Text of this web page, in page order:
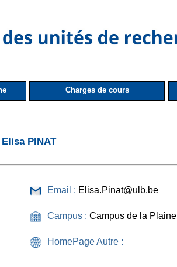
Charges de cours
Elisa PINAT
Email : Elisa.Pinat@ulb.be
Campus : Campus de la Plaine
HomePage Autre :